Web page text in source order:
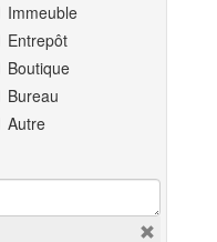
Immeuble
Entrepôt
Boutique
Bureau
Autre